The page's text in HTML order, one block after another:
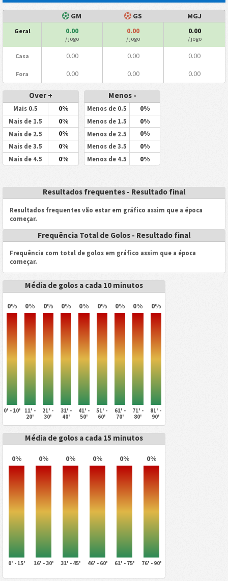
GM GS MGJ
Geral 0.00
/ jogo
0.00
/ jogo
0.00
/ jogo
Casa 0.00 0.00 0.00
Fora 0.00 0.00 0.00
Over +
Mais 0.5 0%
Mais de 1.5 0%
Mais de 2.5 0%
Mais de 3.5 0%
Mais de 4.5 0%
Menos -
Menos de 0.5 0%
Menos de 1.5 0%
Menos de 2.5 0%
Menos de 3.5 0%
Menos de 4.5 0%
Resultados frequentes - Resultado final
Resultados frequentes vão estar em gráfico assim que a época
começar.
Frequência Total de Golos - Resultado final
Frequência com total de golos em gráfico assim que a época
começar.
Média de golos a cada 10 minutos
0% 0% 0% 0% 0% 0% 0% 0% 0%
0' - 10'
11' -
20'
21' -
30'
31' -
40'
41' -
50'
51' -
60'
61' -
70'
71' -
80'
81' -
90'
Média de golos a cada 15 minutos
0% 0% 0% 0% 0% 0%
0' - 15' 16' - 30' 31' - 45' 46' - 60' 61' - 75' 76' - 90'